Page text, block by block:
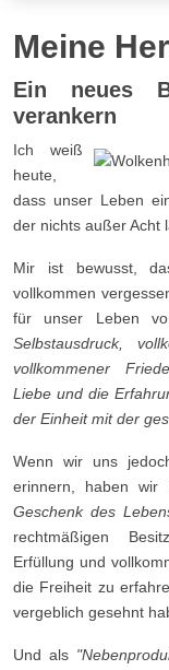
Meine
Ein neues
verankern
Ich weiß
heute,
dass unser Leben
der nichts außer Acht
Mir ist bewusst,
vollkommen
für unser Leben
Selbstausdruck,
vollkommener
Liebe und die
der Einheit mit der
Wenn wir uns
erinnern, haben
Geschenk des
rechtmäßigen
Erfüllung und
die Freiheit zu
vergeblich gesehnt
Und als